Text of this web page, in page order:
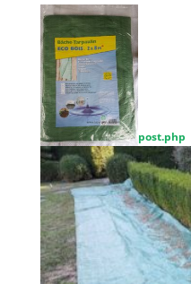
post.php